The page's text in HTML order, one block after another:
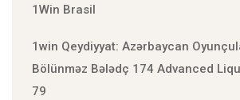
1Win Brasil
1win Qeydiyyat: Azərbaycan
Bölünməz Bələdç 174 Advanced
79